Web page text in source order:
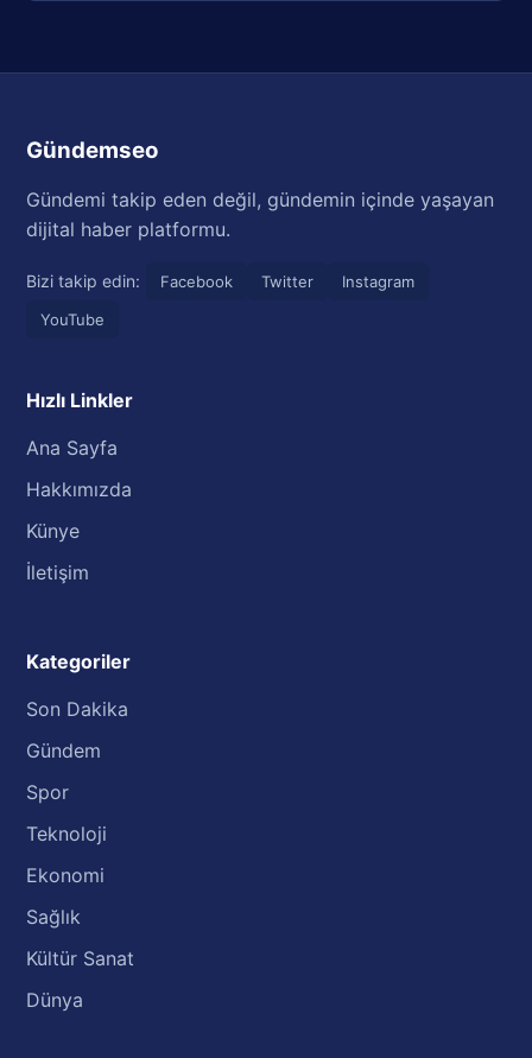
Gündemseo
Gündemi takip eden değil, gündemin içinde yaşayan
dijital haber platformu.
Bizi takip edin: Facebook Twitter
Instagram
YouTube
Hızlı Linkler
Ana Sayfa
Hakkımızda
Künye
İletişim
Kategoriler
Son Dakika
Gündem
Spor
Teknoloji
Ekonomi
Sağlık
Kültür Sanat
Dünya